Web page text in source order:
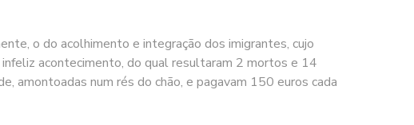
o do acolhimento e integração dos imigrantes, cujo
acontecimento, do qual resultaram 2 mortos e 14
amontoadas num rés do chão, e pagavam 150 euros cada